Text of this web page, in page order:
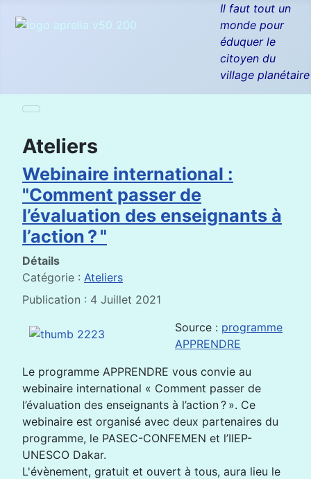
Il faut tout un
monde pour
éduquer le
citoyen du
village planétaire
Ateliers
Webinaire international :
"Comment passer de
l’évaluation des enseignants à
l’action ? "
Détails
Catégorie : Ateliers
Publication : 4 Juillet 2021
Source : programme
APPRENDRE
Le programme APPRENDRE vous convie au
webinaire international « Comment passer de
l’évaluation des enseignants à l’action ? ». Ce
webinaire est organisé avec deux partenaires du
programme, le PASEC-CONFEMEN et l’IIEP-
UNESCO Dakar.
L'évènement, gratuit et ouvert à tous, aura lieu le